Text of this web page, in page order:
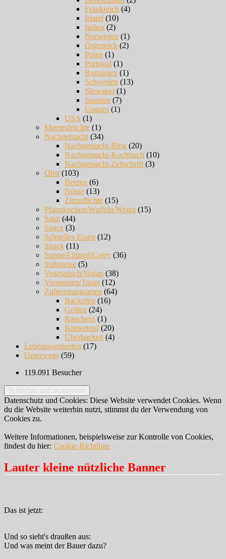
Frankreich (4)
Irland (10)
Italien (2)
Norwegen (1)
Österreich (2)
Polen (1)
Portugal (1)
Rumänien (1)
Schweden (13)
Slowakei (1)
Spanien (7)
Ungarn (1)
USA (1)
Meeresfrüchte (1)
Nachgemacht (34)
Nachgemacht-Blog (20)
Nachgemacht-Kochbuch (10)
Nachgemacht-Zeitschrift (3)
Obst (103)
Beeren (6)
Nüsse (13)
Zitrusfüchte (15)
Pfannkuchen/Waffeln/Wraps (15)
Salat (44)
Sauce (3)
Schnelles Essen (12)
Snack (11)
Suppe/Eintopf/Curry (36)
Süßspeise (5)
Vegetarisch/Vegan (38)
Vorspeisen/Tapas (12)
Zubereitungsarten (64)
Backofen (16)
Grillen (24)
Räuchern (1)
Römertopf(20)
Überbacken (4)
Lebensweisheiten (17)
Unterwegs (59)
119.091 Besucher
Datenschutz und Cookies: Diese Website verwendet Cookies. Wenn
du die Website weiterhin nutzt, stimmst du der Verwendung von
Cookies zu.
Weitere Informationen, beispielsweise zur Kontrolle von Cookies,
findest du hier: Cookie-Richtlinie
Lauter kleine nützliche Banner
Das ist jetzt:
Und so sieht's draußen aus:
Und was meint der Bauer dazu?